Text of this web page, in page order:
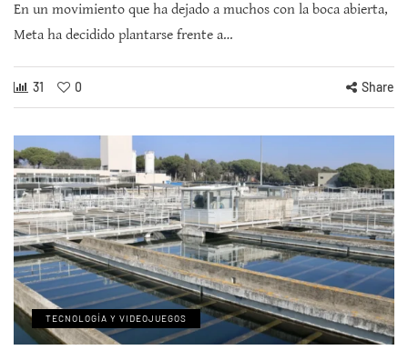
En un movimiento que ha dejado a muchos con la boca abierta,
Meta ha decidido plantarse frente a…
31 0 Share
TECNOLOGÍA Y VIDEOJUEGOS